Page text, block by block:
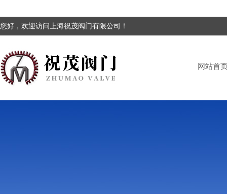
您好，欢迎访问上海祝茂阀门有限公司！
网站首